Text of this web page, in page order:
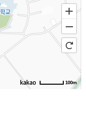
100m